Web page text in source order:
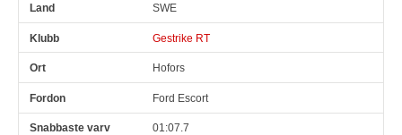
SWE
Gestrike RT
Hofors
Ford Escort
01:07.7